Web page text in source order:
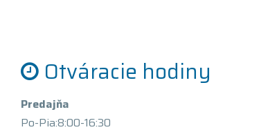
Otváracie hodiny
Predajňa
Po-Pia:8:00-16:30